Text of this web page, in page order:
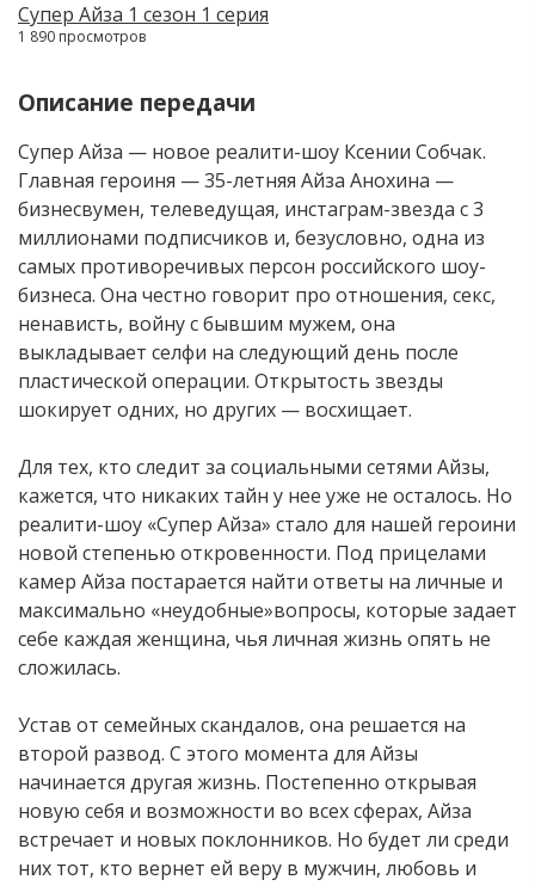
Супер Айза 1 сезон 1 серия
1 890 просмотров
Описание передачи
Супер Айза — новое реалити-шоу Ксении Собчак.
Главная героиня — 35-летняя Айза Анохина —
бизнесвумен, телеведущая, инстаграм-звезда с 3
миллионами подписчиков и, безусловно, одна из
самых противоречивых персон российского шоу-
бизнеса. Она честно говорит про отношения, секс,
ненависть, войну с бывшим мужем, она
выкладывает селфи на следующий день после
пластической операции. Открытость звезды
шокирует одних, но других — восхищает.
Для тех, кто следит за социальными сетями Айзы,
кажется, что никаких тайн у нее уже не осталось. Но
реалити-шоу «Супер Айза» стало для нашей героини
новой степенью откровенности. Под прицелами
камер Айза постарается найти ответы на личные и
максимально «неудобные»вопросы, которые задает
себе каждая женщина, чья личная жизнь опять не
сложилась.
Устав от семейных скандалов, она решается на
второй развод. С этого момента для Айзы
начинается другая жизнь. Постепенно открывая
новую себя и возможности во всех сферах, Айза
встречает и новых поклонников. Но будет ли среди
них тот, кто вернет ей веру в мужчин, любовь и